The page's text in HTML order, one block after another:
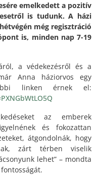
emelkedett a pozitív
is tudunk. A házi
még regisztráció
is, minden nap 7-19
a védekezésről és a
Anna háziorvos egy
linken érnek el:
az emberek
és fokozattan
átgondolnák, hogy
zárt térben viselik
lehet” – mondta